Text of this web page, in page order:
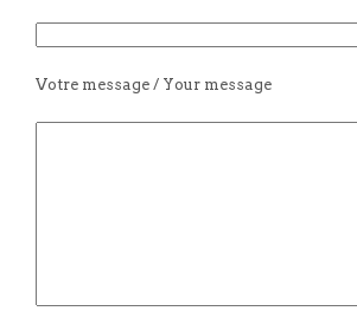
Votre message / Your message